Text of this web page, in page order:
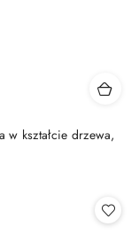
kształcie drzewa,